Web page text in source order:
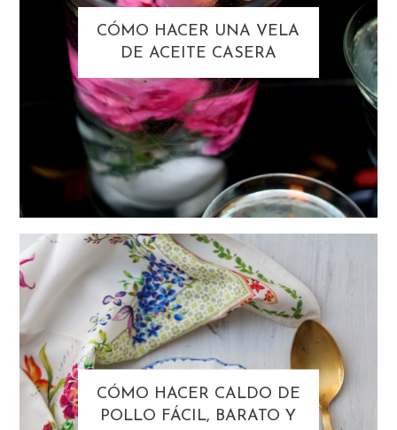
CÓMO HACER UNA VELA
DE ACEITE CASERA
CÓMO HACER CALDO DE
POLLO FÁCIL, BARATO Y